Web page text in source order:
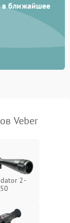
в ближайшее
Veber
2-